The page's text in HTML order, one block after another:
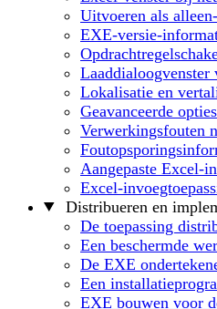
Uitvoeren als
EXE-versie-
Laaddialoogvenster
Lokalisatie en
Geavanceerde opties
Verwerkingsfouten
Aangepaste Excel-
Excel-
Distribueren en
De toepassing
Een beschermde
De EXE
Een
EXE bouwen voor